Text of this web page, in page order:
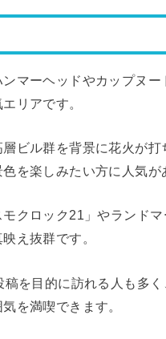
マーヘッドやカップヌー
リアです。
ビル群を背景に花火が打
を楽しみたい方に人気が
クロック21」やランドマ
え抜群です。
を目的に訪れる人も多く
を満喫できます。